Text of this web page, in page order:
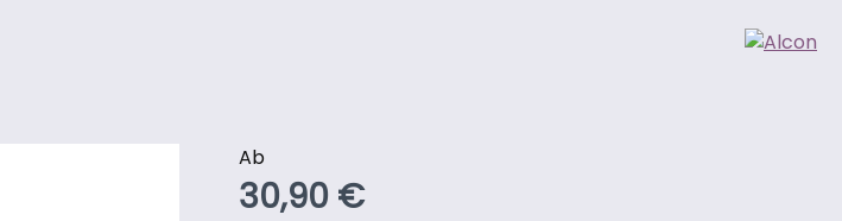
AbRegulärer Preis:
30,90 €